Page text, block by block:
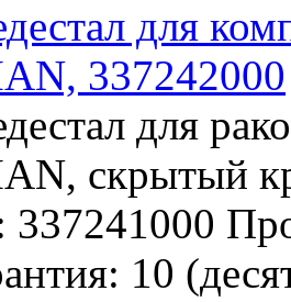
для
337242000
для
скрытый
337241000
10